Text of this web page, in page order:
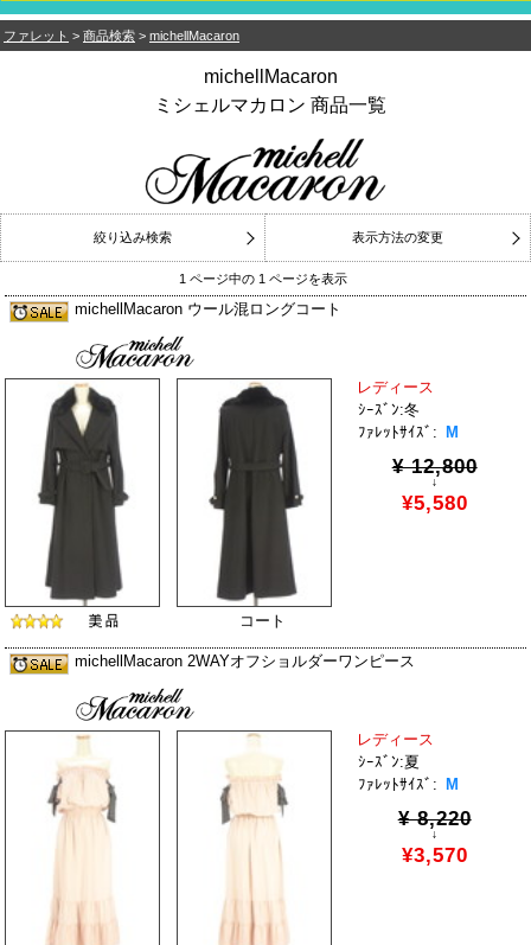
ファレット > 商品検索 > michellMacaron
michellMacaron
ミシェルマカロン 商品一覧
絞り込み検索 表示方法の変更
1 ページ中の 1 ページを表示
michellMacaron ウール混ロングコート
レディース
ｼｰｽﾞﾝ:冬
ﾌｧﾚｯﾄｻｲｽﾞ:
M
¥ 12,800
↓
¥5,580
コート
michellMacaron 2WAYオフショルダーワンピース
レディース
ｼｰｽﾞﾝ:夏
ﾌｧﾚｯﾄｻｲｽﾞ:
M
¥ 8,220
↓
¥3,570